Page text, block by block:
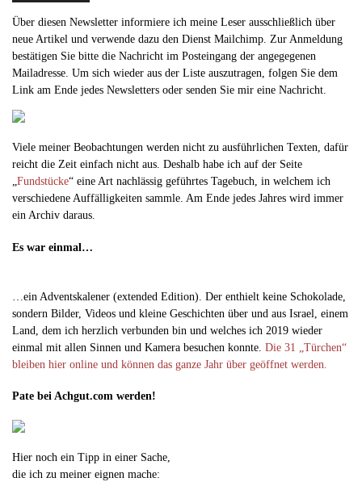
Über diesen Newsletter informiere ich meine Leser ausschließlich über
neue Artikel und verwende dazu den Dienst Mailchimp. Zur Anmeldung
bestätigen Sie bitte die Nachricht im Posteingang der angegegenen
Mailadresse. Um sich wieder aus der Liste auszutragen, folgen Sie dem
Link am Ende jedes Newsletters oder senden Sie mir eine Nachricht.
Viele meiner Beobachtungen werden nicht zu ausführlichen Texten, dafür
reicht die Zeit einfach nicht aus. Deshalb habe ich auf der Seite
„Fundstücke“ eine Art nachlässig geführtes Tagebuch, in welchem ich
verschiedene Auffälligkeiten sammle. Am Ende jedes Jahres wird immer
ein Archiv daraus.
Es war einmal…
…ein Adventskalener (extended Edition). Der enthielt keine Schokolade,
sondern Bilder, Videos und kleine Geschichten über und aus Israel, einem
Land, dem ich herzlich verbunden bin und welches ich 2019 wieder
einmal mit allen Sinnen und Kamera besuchen konnte. Die 31 „Türchen“
bleiben hier online und können das ganze Jahr über geöffnet werden.
Pate bei Achgut.com werden!
Hier noch ein Tipp in einer Sache,
die ich zu meiner eignen mache: